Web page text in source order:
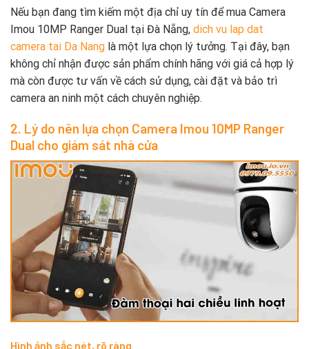
Nếu bạn đang tìm kiếm một địa chỉ uy tín để mua Camera
Imou 10MP Ranger Dual tại Đà Nẵng, dich vu lap dat
camera tai Da Nang là một lựa chọn lý tưởng. Tại đây, bạn
không chỉ nhận được sản phẩm chính hãng với giá cả hợp lý
mà còn được tư vấn về cách sử dụng, cài đặt và bảo trì
camera an ninh một cách chuyên nghiệp.
2. Lý do nên lựa chọn Camera Imou 10MP Ranger
Dual cho giám sát nhà cửa
Hình ảnh sắc nét, rõ ràng